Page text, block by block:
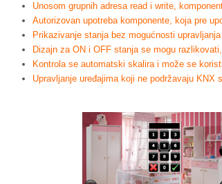
Unosom grupnih adresa read i write,
Autorizovan upotreba komponente, koja pre
Prikazivanje stanja bez mogućnosti
Dizajn za ON i OFF stanja se mogu
Kontrola se automatski skalira i može se
Upravljanje uređajima koji ne podržavaju KNX